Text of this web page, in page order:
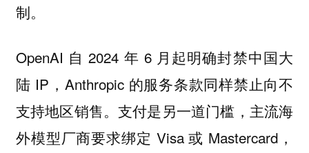
制。
OpenAI 自 2024 年 6 月起明确封禁中国大
陆 IP，Anthropic 的服务条款同样禁止向不
支持地区销售。支付是另一道门槛，主流海
外模型厂商要求绑定 Visa 或 Mastercard，